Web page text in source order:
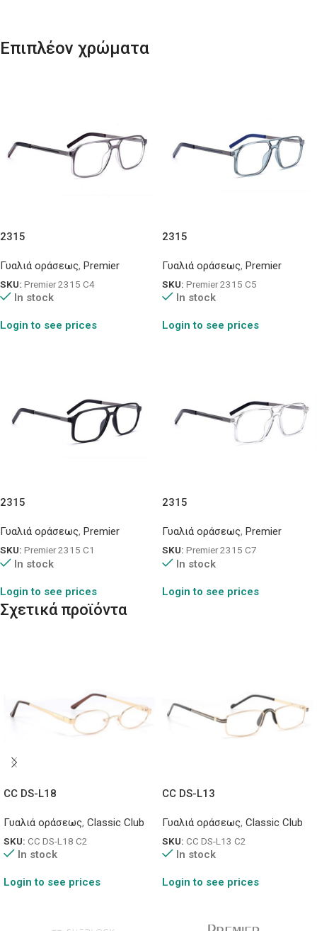
Επιπλέον χρώματα
2315
Γυαλιά οράσεως, Premier
SKU: Premier 2315 C4
In stock
Login to see prices
2315
Γυαλιά οράσεως, Premier
SKU: Premier 2315 C5
In stock
Login to see prices
2315
Γυαλιά οράσεως, Premier
SKU: Premier 2315 C1
In stock
Login to see prices
2315
Γυαλιά οράσεως, Premier
SKU: Premier 2315 C7
In stock
Login to see prices
Σχετικά προϊόντα
CC DS-L18
Γυαλιά οράσεως, Classic Club
SKU: CC DS-L18 C2
In stock
Login to see prices
CC DS-L13
Γυαλιά οράσεως, Classic Club
SKU: CC DS-L13 C2
In stock
Login to see prices